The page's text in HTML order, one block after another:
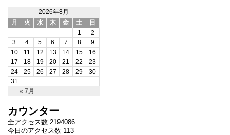
2026年8月
月
火 水 木 金 土 日
« 7月
1
2
3
4 5 6 7 8
9
10
11 12 13 14 15
16
17
18 19 20 21 22
23
24
25 26 27 28 29
30
31
カウンター
全アクセス数 2194086
今日のアクセス数 113